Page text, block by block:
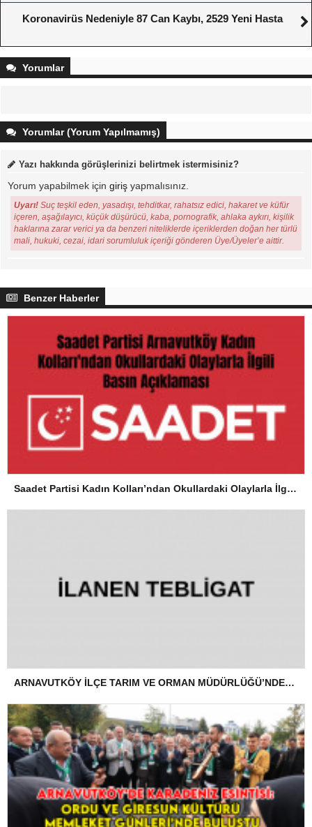
Koronavirüs Nedeniyle 87 Can Kaybı, 2529 Yeni Hasta
Yorumlar
Yorumlar (Yorum Yapılmamış)
Yazı hakkında görüşlerinizi belirtmek istermisiniz?
Yorum yapabilmek için giriş yapmalısınız.
Uyarı! Suç teşkil eden, yasadışı, tehditkar, rahatsız edici, hakaret ve küfür
içeren, aşağılayıcı, küçük düşürücü, kaba, pornografik, ahlaka aykırı, kişilik
haklarına zarar verici ya da benzeri niteliklerde içeriklerden doğan her türlü
mali, hukuki, cezai, idari sorumluluk içeriği gönderen Üye/Üyeler’e aittir.
Benzer Haberler
Saadet Partisi Kadın Kolları’ndan Okullardaki Olaylarla İlgili Basın Açıklaması
ARNAVUTKÖY İLÇE TARIM VE ORMAN MÜDÜRLÜĞÜ’NDEN İLANEN TEBLİGAT